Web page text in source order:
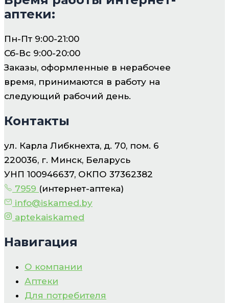
аптеки:
Пн-Пт 9:00-21:00
Сб-Вс 9:00-20:00
Заказы, оформленные в нерабочее
время, принимаются в работу на
следующий рабочий день.
Контакты
ул. Карла Либкнехта, д. 70, пом. 6
220036, г. Минск, Беларусь
УНП 100946637, ОКПО 37362382
7959 (интернет-аптека)
info@iskamed.by
aptekaiskamed
Навигация
О компании
Аптеки
Для потребителя